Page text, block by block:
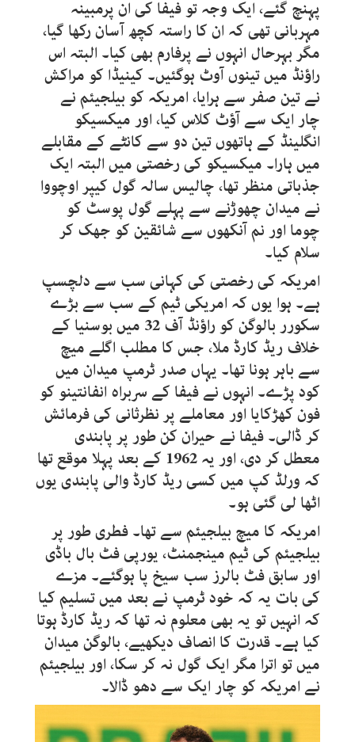
پہنچ گئے، ایک وجہ تو فیفا کی ان پرمبینہ
مہربانی تھی کہ ان کا راستہ کچھ آسان رکھا گیا،
مگر بہرحال انہوں نے پرفارم بھی کیا۔ البتہ اس
راؤنڈ میں تینوں آوٹ ہوگئیں۔ کینیڈا کو مراکش
نے تین صفر سے ہرایا، امریکہ کو بیلجیئم نے
چار ایک سے آؤٹ کلاس کیا، اور میکسیکو
انگلینڈ کے ہاتھوں تین دو سے کانٹے کے مقابلے
میں ہارا۔ میکسیکو کی رخصتی میں البتہ ایک
جذباتی منظر تھا، چالیس سالہ گول کیپر اوچووا
نے میدان چھوڑنے سے پہلے گول پوسٹ کو
چوما اور نم آنکھوں سے شائقین کو جھک کر
سلام کیا۔
امریکہ کی رخصتی کی کہانی سب سے دلچسپ
ہے۔ ہوا یوں کہ امریکی ٹیم کے سب سے بڑے
سکورر بالوگن کو راؤنڈ آف 32 میں بوسنیا کے
خلاف ریڈ کارڈ ملا، جس کا مطلب اگلے میچ
سے باہر ہونا تھا۔ یہاں صدر ٹرمپ میدان میں
کود پڑے۔ انہوں نے فیفا کے سربراہ انفانتینو کو
فون کھڑکایا اور معاملے پر نظرثانی کی فرمائش
کر ڈالی۔ فیفا نے حیران کن طور پر پابندی
معطل کر دی، اور یہ1962 کے بعد پہلا موقع تھا
کہ ورلڈ کپ میں کسی ریڈ کارڈ والی پابندی یوں
اٹھا لی گئی ہو۔
امریکہ کا میچ بیلجیئم سے تھا۔ فطری طور پر
بیلجیئم کی ٹیم مینجمنٹ، یورپی فٹ بال باڈی
اور سابق فٹ بالرز سب سیخ پا ہوگئے۔ مزے
کی بات یہ کہ خود ٹرمپ نے بعد میں تسلیم کیا
کہ انہیں تو یہ بھی معلوم نہ تھا کہ ریڈ کارڈ ہوتا
کیا ہے۔ قدرت کا انصاف دیکھیے، بالوگن میدان
میں تو اترا مگر ایک گول نہ کر سکا، اور بیلجیئم
نے امریکہ کو چار ایک سے دھو ڈالا۔